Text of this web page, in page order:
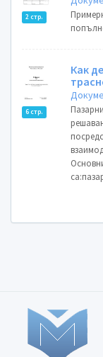
2 стр.
6 стр.
Как